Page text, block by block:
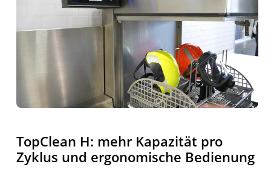
TopClean H: mehr Kapazität pro
Zyklus und ergonomische Bedienung